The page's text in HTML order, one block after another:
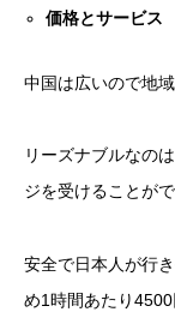
価格とサービス
中国は広いので地
リーズナブルなの
ジを受けることが
安全で日本人が行
め1時間あたり